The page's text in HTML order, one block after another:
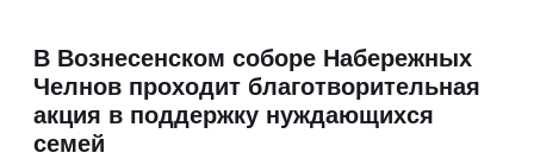
В Вознесенском соборе Набережных
Челнов проходит благотворительная
акция в поддержку нуждающихся
семей